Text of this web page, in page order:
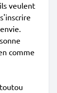
veulent
comme